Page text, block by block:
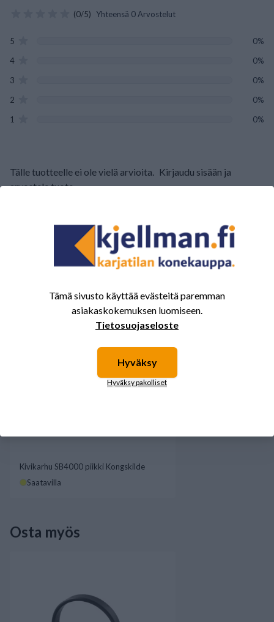
(0/5) Yhteensä 0 Arvostelut
5
0%
4
0%
3
0%
2
0%
1
0%
Tälle tuotteelle ei ole vielä arvioita. Kirjaudu sisään ja
arvostele tuote.
Sinua saattavat kiinnostaa myös nämä
tuotteet.
Kivikarhu SB4000 piikki Kongskilde
Saatavilla
Osta myös
Tämä sivusto käyttää evästeitä paremman
asiakaskokemuksen luomiseen.
Tietosuojaseloste
Hyväksy
Hyväksy pakolliset